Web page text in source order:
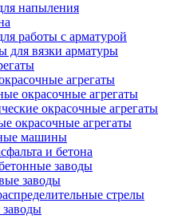
напыления
работы с арматурой
для вязки арматуры
агрегаты
окрасочные агрегаты
окрасочные агрегаты
окрасочные агрегаты
машины
и бетона
заводы
заводы
стрелы